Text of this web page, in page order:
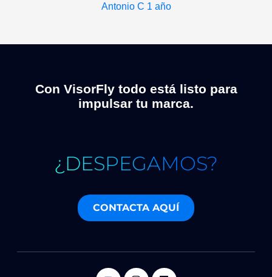
Antonio C 1 año
Con VisorFly todo está listo para
impulsar tu marca.
¿DESPEGAMOS?
CONTACTA AQUÍ